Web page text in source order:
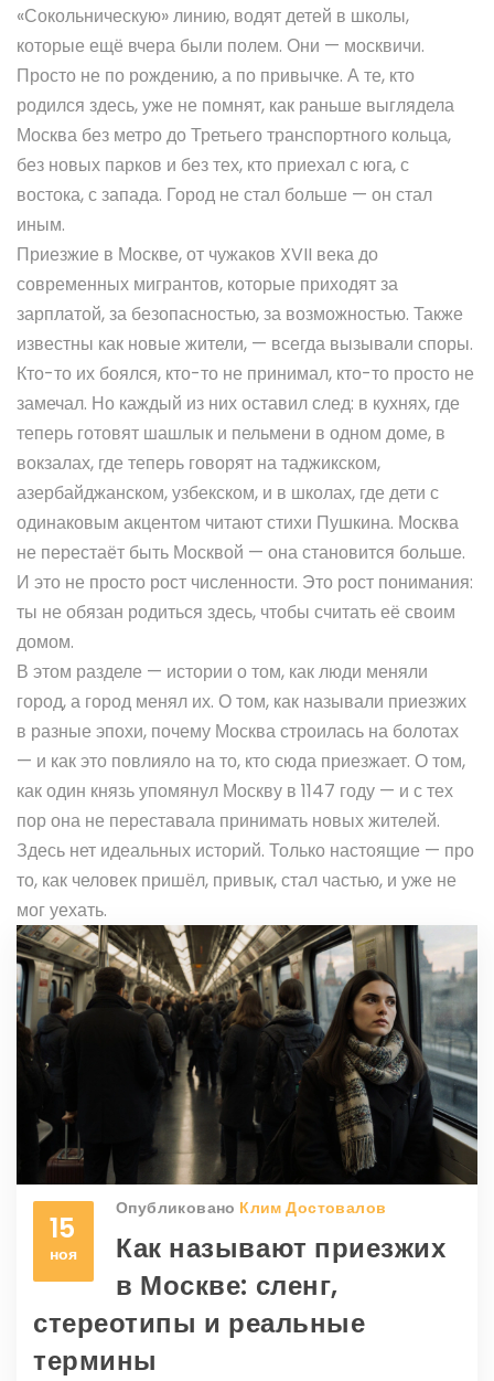
«Сокольническую» линию, водят детей в школы,
которые ещё вчера были полем. Они — москвичи.
Просто не по рождению, а по привычке. А те, кто
родился здесь, уже не помнят, как раньше выглядела
Москва без метро до Третьего транспортного кольца,
без новых парков и без тех, кто приехал с юга, с
востока, с запада. Город не стал больше — он стал
иным.
Приезжие в Москве,от чужаков XVII века до
современных мигрантов, которые приходят за
зарплатой, за безопасностью, за возможностью. Также
известны как новые жители, — всегда вызывали споры.
Кто-то их боялся, кто-то не принимал, кто-то просто не
замечал. Но каждый из них оставил след: в кухнях, где
теперь готовят шашлык и пельмени в одном доме, в
вокзалах, где теперь говорят на таджикском,
азербайджанском, узбекском, и в школах, где дети с
одинаковым акцентом читают стихи Пушкина. Москва
не перестаёт быть Москвой — она становится больше.
И это не просто рост численности. Это рост понимания:
ты не обязан родиться здесь, чтобы считать её своим
домом.
В этом разделе — истории о том, как люди меняли
город, а город менял их. О том, как называли приезжих
в разные эпохи, почему Москва строилась на болотах
— и как это повлияло на то, кто сюда приезжает. О том,
как один князь упомянул Москву в 1147 году — и с тех
пор она не переставала принимать новых жителей.
Здесь нет идеальных историй. Только настоящие — про
то, как человек пришёл, привык, стал частью, и уже не
мог уехать.
15
ноя
Опубликовано Клим Достовалов
Как называют приезжих
в Москве: сленг,
стереотипы и реальные
термины